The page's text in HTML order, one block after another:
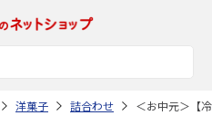
洋菓子 詰合わせ ＜お中元＞【